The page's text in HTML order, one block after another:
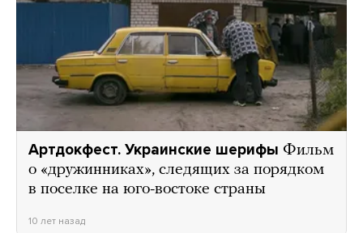
Артдокфест. Украинские шерифы Фильм
о «дружинниках», следящих за порядком
в поселке на юго-востоке страны
10 лет назад